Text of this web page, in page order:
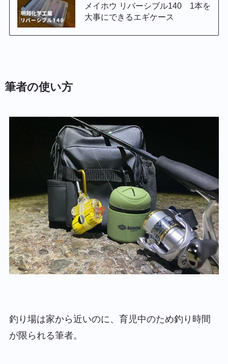
メイホウ リバーシブル140 1本を
大事にできるエギケース
筆者の使い方
釣り場は家から近いのに、育児中のため釣り時間
が限られる筆者。